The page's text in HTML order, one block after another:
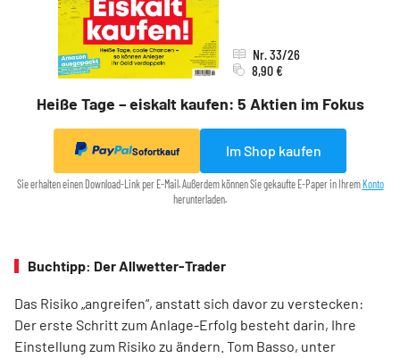
Heiße Tage – eiskalt kaufen: 5 Aktien im Fokus
Nr. 33/26
8,90 €
Sofortkauf Im Shop kaufen
Sie erhalten einen Download-Link per E-Mail. Außerdem können Sie gekaufte E-Paper in Ihrem Konto
herunterladen.
Buchtipp: Der Allwetter-Trader
Das Risiko „angreifen“, anstatt sich davor zu verstecken:
Der erste Schritt zum Anlage-Erfolg besteht darin, Ihre
Einstellung zum Risiko zu ändern. Tom Basso, unter